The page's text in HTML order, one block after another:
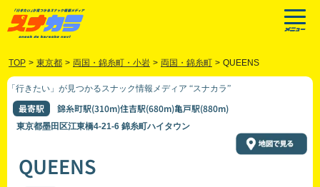
TOP > 東京都 > 両国・錦糸町・小岩 > 両国・錦糸町 > QUEENS
「行きたい」が見つかるスナック情報メディア “スナカラ”
最寄駅 錦糸町駅(310m)住吉駅(680m)亀戸駅(880m)
東京都墨田区江東橋4-21-6 錦糸町ハイタウン
QUEENS